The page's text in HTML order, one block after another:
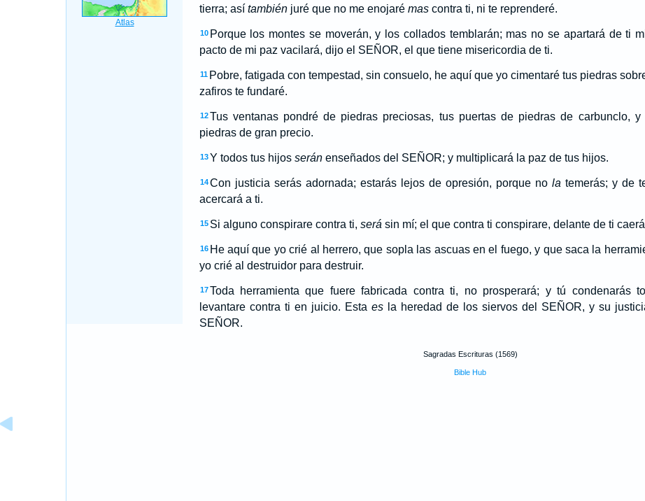
tierra; así tambiénjuré que no me enojaré mascontra ti, ni te reprenderé.
10 Porque los montes se moverán, y los collados temblarán; mas no se apartará de ti
pacto de mi paz vacilará, dijo el SEÑOR, el que tiene misericordia de ti.
11 Pobre, fatigada con tempestad, sin consuelo, he aquí que yo cimentaré tus piedras
zafiros te fundaré.
12 Tus ventanas pondré de piedras preciosas, tus puertas de piedras de carbunclo,
piedras de gran precio.
13 Y todos tus hijos seránenseñados del SEÑOR; y multiplicará la paz de tus hijos.
14 Con justicia serás adornada; estarás lejos de opresión, porque nola temerás; y de
acercará a ti.
15 Si alguno conspirare contra ti, será sin mí; el que contra ti conspirare, delante de ti
16 He aquí que yo crié al herrero, que sopla las ascuas en el fuego, y que saca la
yo crié al destruidor para destruir.
17 Toda herramienta que fuere fabricada contra ti, no prosperará; y tú condenarás
levantare contra ti en juicio. Esta esla heredad de los siervos del SEÑOR, y su
SEÑOR.
Sagradas Escrituras (1569)
Bible Hub